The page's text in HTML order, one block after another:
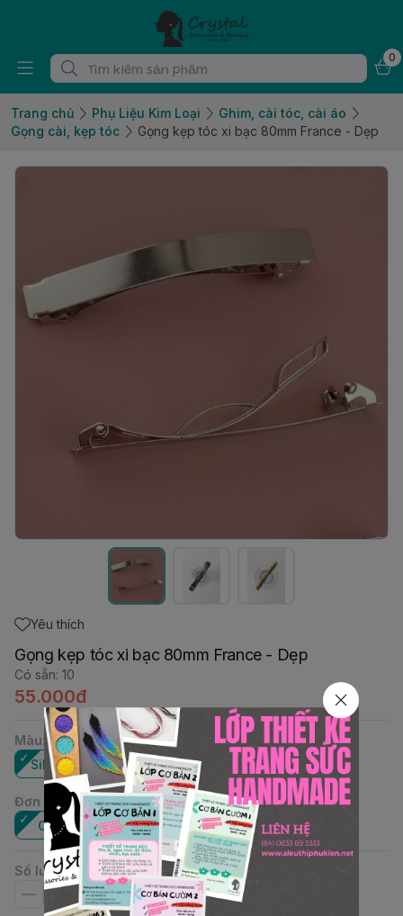
0
Trang chủ Phụ Liệu Kim Loại
Ghim, cài tóc, cài áo
Gọng cài, kẹp tóc
Gọng kẹp tóc xi bạc 80mm France - Dẹp
Yêu thích
Gọng kẹp tóc xi bạc 80mm France - Dẹp
Có sẵn: 10
55.000đ
Màu:
Silver
Đơn vị
Cái
Số lượng